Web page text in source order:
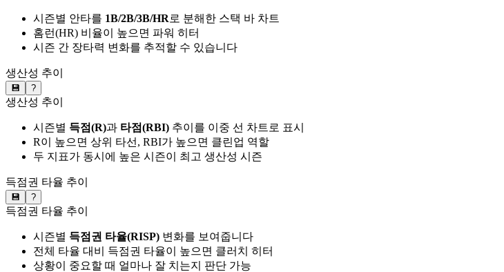
시즌별 안타를 1B/2B/3B/HR로 분해한 스택 바 차트
홈런(HR) 비율이 높으면 파워 히터
시즌 간 장타력 변화를 추적할 수 있습니다
생산성 추이
💾 ?
생산성 추이
시즌별 득점(R)과 타점(RBI) 추이를 이중 선 차트로 표시
R이 높으면 상위 타선, RBI가 높으면 클린업 역할
두 지표가 동시에 높은 시즌이 최고 생산성 시즌
득점권 타율 추이
💾 ?
득점권 타율 추이
시즌별 득점권 타율(RISP) 변화를 보여줍니다
전체 타율 대비 득점권 타율이 높으면 클러치 히터
상황이 중요할 때 얼마나 잘 치는지 판단 가능